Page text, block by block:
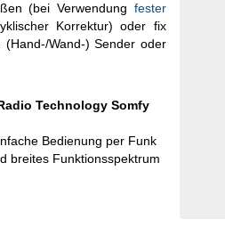
(bei Verwendung fester
Korrektur) oder fix
Wand-) Sender oder
Technology Somfy
Bedienung per Funk
breites Funktionsspektrum